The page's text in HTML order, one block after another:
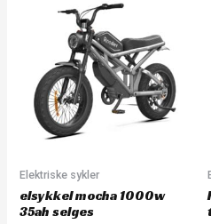
Elektriske sykler
elsykkel mocha 1000w
35ah selges